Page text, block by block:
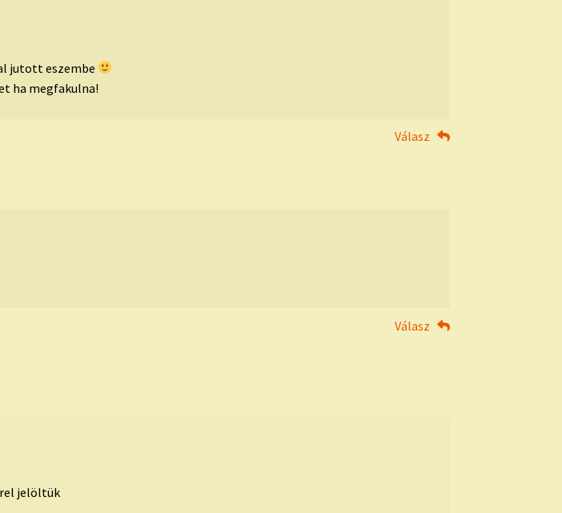
jutott eszembe
ha megfakulna!
Válasz
Válasz
jelöltük